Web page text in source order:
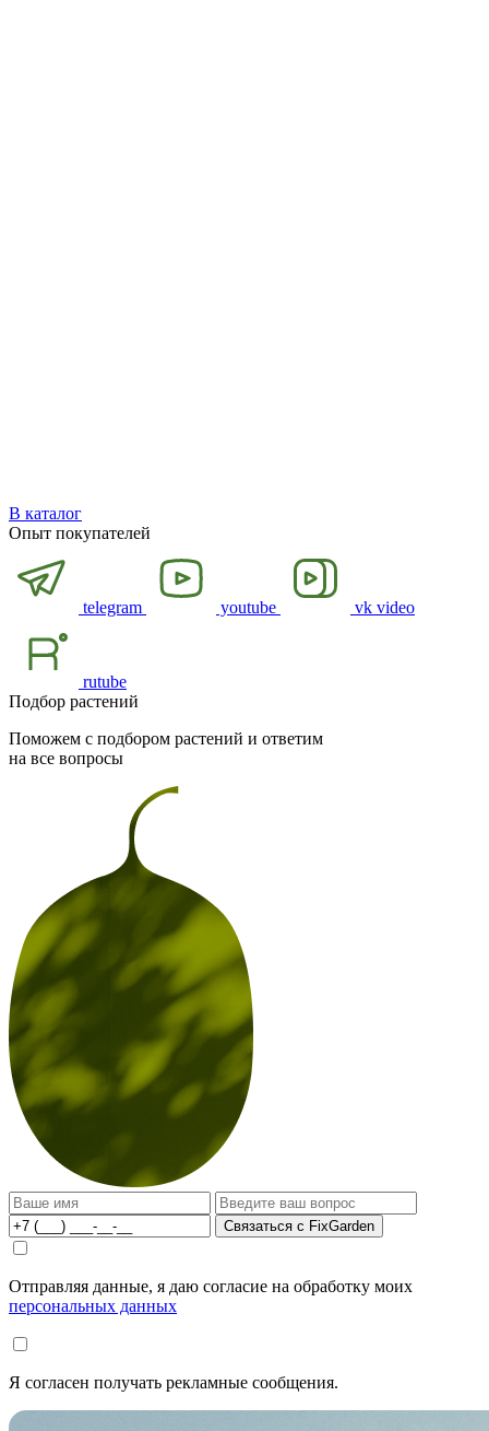
В каталог
Опыт покупателей
telegram youtube vk video
rutube
Подбор растений
Поможем с подбором растений и ответим
на все вопросы
Связаться с FixGarden
Отправляя данные, я даю согласие на обработку моих
персональных данных
Я согласен получать рекламные сообщения.